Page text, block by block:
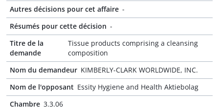
Autres décisions pour cet affaire -
Résumés pour cette décision -
Titre de la
demande
Tissue products comprising a cleansing
composition
Nom du demandeur KIMBERLY-CLARK WORLDWIDE, INC.
Nom de l'opposant Essity Hygiene and Health Aktiebolag
Chambre 3.3.06